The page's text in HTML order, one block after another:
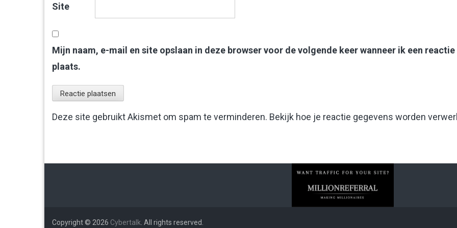
Site
Mijn naam, e-mail en site opslaan in deze browser voor de volgende keer wanneer ik een reactie
plaats.
Deze site gebruikt Akismet om spam te verminderen. Bekijk hoe je reactie gegevens worden
Copyright © 2026 Cybertalk . All rights reserved.